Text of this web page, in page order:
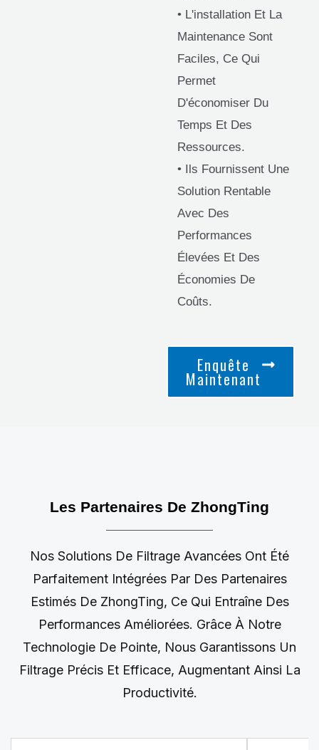
• L'installation Et La
Maintenance Sont
Faciles, Ce Qui
Permet
D'économiser Du
Temps Et Des
Ressources.
• Ils Fournissent Une
Solution Rentable
Avec Des
Performances
Élevées Et Des
Économies De
Coûts.
Enquête
Maintenant
Les Partenaires De ZhongTing
Nos Solutions De Filtrage Avancées Ont Été
Parfaitement Intégrées Par Des Partenaires
Estimés De ZhongTing, Ce Qui Entraîne Des
Performances Améliorées. Grâce À Notre
Technologie De Pointe, Nous Garantissons Un
Filtrage Précis Et Efficace, Augmentant Ainsi La
Productivité.